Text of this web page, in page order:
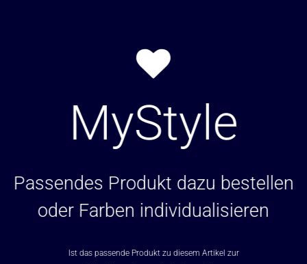
MyStyle
Passendes Produkt dazu bestellen
oder Farben individualisieren
Ist das passende Produkt zu diesem Artikel zur